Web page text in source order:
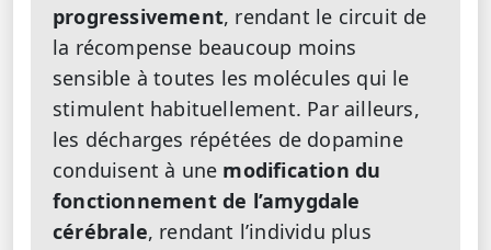
progressivement, rendant le circuit de
la récompense beaucoup moins
sensible à toutes les molécules qui le
stimulent habituellement. Par ailleurs,
les décharges répétées de dopamine
conduisent à une modification du
fonctionnement de l’amygdale
cérébrale, rendant l’individu plus